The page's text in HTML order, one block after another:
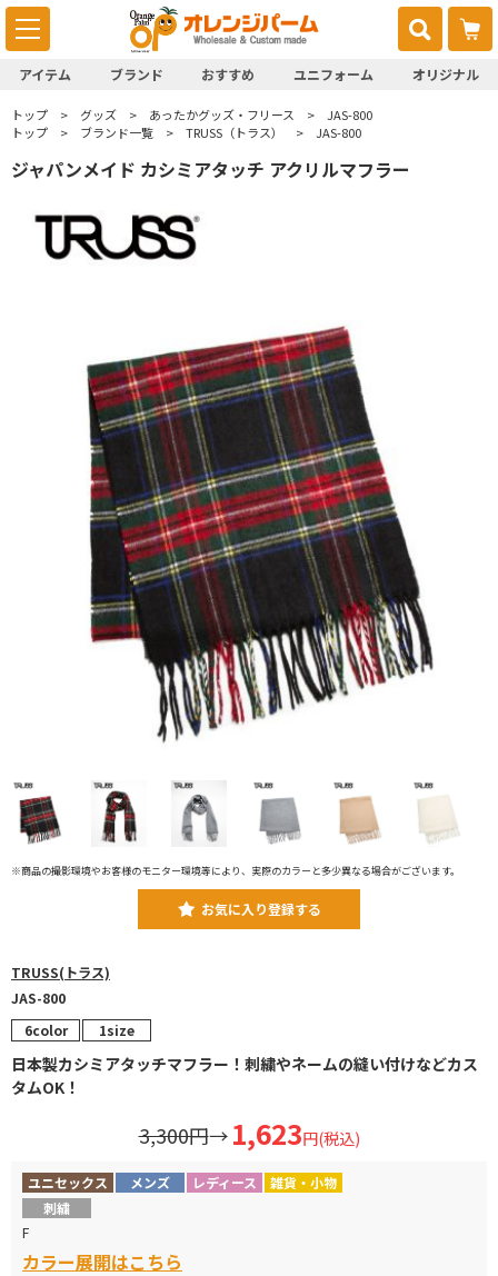
アイテム ブランド おすすめ ユニフォーム オリジナル
トップ グッズ あったかグッズ・フリース
JAS-800
トップ
ブランド一覧 TRUSS（トラス） JAS-800
ジャパンメイド カシミアタッチ アクリルマフラー
※商品の撮影環境やお客様のモニター環境等により、実際のカラーと多少異なる場合がございます。
お気に入り登録する
TRUSS(トラス)
JAS-800
6color 1size
日本製カシミアタッチマフラー！刺繍やネームの縫い付けなどカス
タムOK！
3,300円→ 1,623円(税込)
ユニセックス メンズ レディース
雑貨・小物
刺繍
F
カラー展開はこちら